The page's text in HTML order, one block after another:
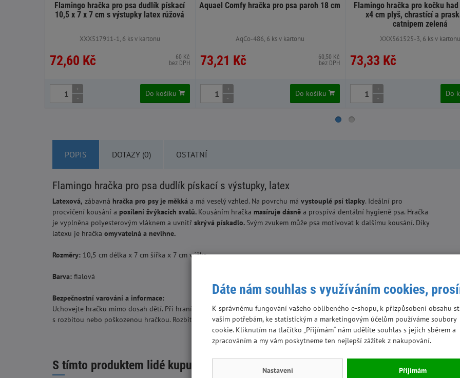
Flamingo hračka pro psa dudlík pískací
10,5 x 7 x 7 cm s výstupky latex růžová
XXX517911-1, 6 ks v kartonu
72,60 Kč
60 Kč
bez DPH
+
-
Do košíku
Aquael Comfy hračka pro psa paroh 18 cm
AqCo-486, 6 ks v kartonu
73,21 Kč
60,50 Kč
bez DPH
+
-
Do košíku
Flamingo hračka pro kočku
x4 cm plyš, chrastící a
catnipem zelená
XXX561525-3, 6 ks v kartonu
73,33 Kč
+
-
Do
POPIS DOTAZY (0) OSTATNÍ
Flamingo hračka pro psa dudlík pískací s výstupky, latex
Latexová, zábavná hračka pro psy je měkká a má veselý vzhled. Na povrchu má vystouplé psí tlapky. Ideální pro
procvičení kousání a posílení žvýkacích svalů. Kousáním hračka masíruje dásně a prospívá dentální hygieně psa. Hračka
je vyplněna polyesterovým vláknem a uvnitř skrývá pískadlo. Svým zvukem může psa motivovat k dalšímu kousání. Díky
latexu je hračka omyvatelná a nevlhne.
Rozměry: 10,5 cm délka x 7 cm šířka x 7 cm výška
Barva: fialová
Bezpečnostní varování a informace:
Uchovejte hračku mimo dosah dětí. Při hraní s hračkami mějte svého mazlíčka pod dohledem a nedovolte mu, aby si hrál
s rozbitou nebo poškozenou hračkou. Rozbité nebo poškozené hračky vyhoďte/vyměňte. Před použitím sejměte obal.
S tímto produktem lidé kupují:
Dáte nám souhlas s využíváním cookies,
K správnému fungování vašeho oblíbeného e-shopu, k přizpůsobení obsahu
vašim potřebám, ke statistickým a marketingovým účelům používáme soubory
cookie. Kliknutím na tlačítko „Přijímám“ nám udělíte souhlas s jejich sběrem a
zpracováním a my vám poskytneme ten nejlepší zážitek z nakupování.
Nastavení Přijímám